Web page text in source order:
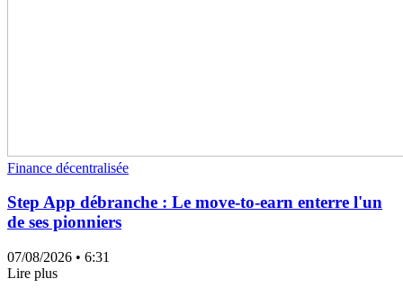
Finance décentralisée
Step App débranche : Le move-to-earn enterre l'un
de ses pionniers
07/08/2026 • 6:31
Lire plus